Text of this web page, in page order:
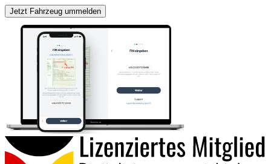
Jetzt Fahrzeug ummelden